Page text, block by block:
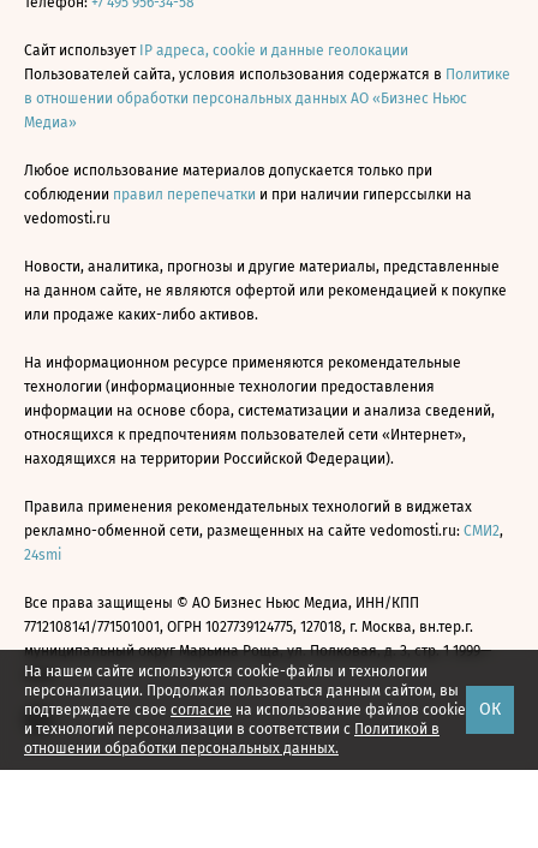
На нашем сайте используются cookie-файлы и технологии
персонализации. Продолжая пользоваться данным сайтом, вы
подтверждаете свое согласие на использование файлов cookie
и технологий персонализации в соответствии с Политикой в
отношении обработки персональных данных.
ОК
Сайт использует IP адреса, cookie и данные геолокации
Пользователей сайта, условия использования содержатся в Политике
в отношении обработки персональных данных АО «Бизнес Ньюс
Медиа»
Любое использование материалов допускается только при
соблюдении правил перепечатки и при наличии гиперссылки на
vedomosti.ru
Новости, аналитика, прогнозы и другие материалы, представленные
на данном сайте, не являются офертой или рекомендацией к покупке
или продаже каких-либо активов.
На информационном ресурсе применяются рекомендательные
технологии (информационные технологии предоставления
информации на основе сбора, систематизации и анализа сведений,
относящихся к предпочтениям пользователей сети «Интернет»,
находящихся на территории Российской Федерации).
Правила применения рекомендательных технологий в виджетах
рекламно-обменной сети, размещенных на сайте vedomosti.ru: СМИ2,
24smi
Все права защищены © АО Бизнес Ньюс Медиа, ИНН/КПП
7712108141/771501001, ОГРН 1027739124775, 127018, г. Москва, вн.тер.г.
муниципальный округ Марьина Роща, ул. Полковая, д. 3, стр. 1 1999—
2026